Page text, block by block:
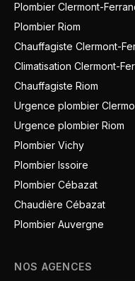
Plombier Clermont-
Plombier Riom
Chauffagiste Clermont-
Climatisation Clermont-
Chauffagiste Riom
Urgence plombier
Urgence plombier Riom
Plombier Vichy
Plombier Issoire
Plombier Cébazat
Chaudière Cébazat
Plombier Auvergne
NOS AGENCES